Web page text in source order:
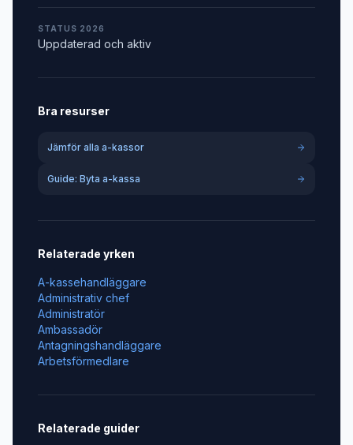
STATUS 2026
Uppdaterad och aktiv
Bra resurser
Jämför alla a-kassor
Guide: Byta a-kassa
Relaterade yrken
A-kassehandläggare
Administrativ chef
Administratör
Ambassadör
Antagningshandläggare
Arbetsförmedlare
Relaterade guider